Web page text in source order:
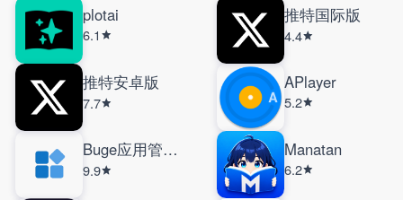
plotai
6.1
推特国际版
4.4
推特安卓版
7.7
APlayer
5.2
Buge应用管理器
9.9
Manatan
6.2